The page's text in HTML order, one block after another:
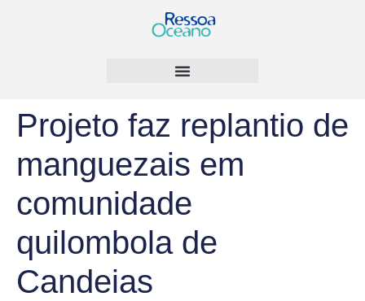
Projeto faz replantio de
manguezais em
comunidade
quilombola de
Candeias